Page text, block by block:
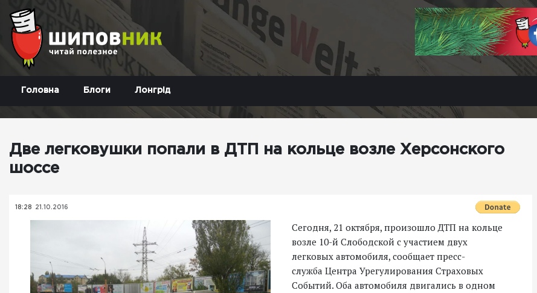
Головна Блоги Лонгрід
Две легковушки попали в ДТП на кольце возле Херсонского
шоссе
18:28 21.10.2016
Сегодня, 21 октября, произошло ДТП на кольце
возле 10-й Слободской с участием двух
легковых автомобиля, сообщает пресс-
служба Центра Урегулирования Страховых
Событий. Оба автомобиля двигались в одном